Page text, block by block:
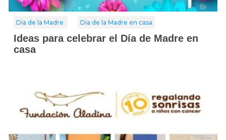
Día de la Madre Día de la Madre en casa
Ideas para celebrar el Día de Madre en
casa